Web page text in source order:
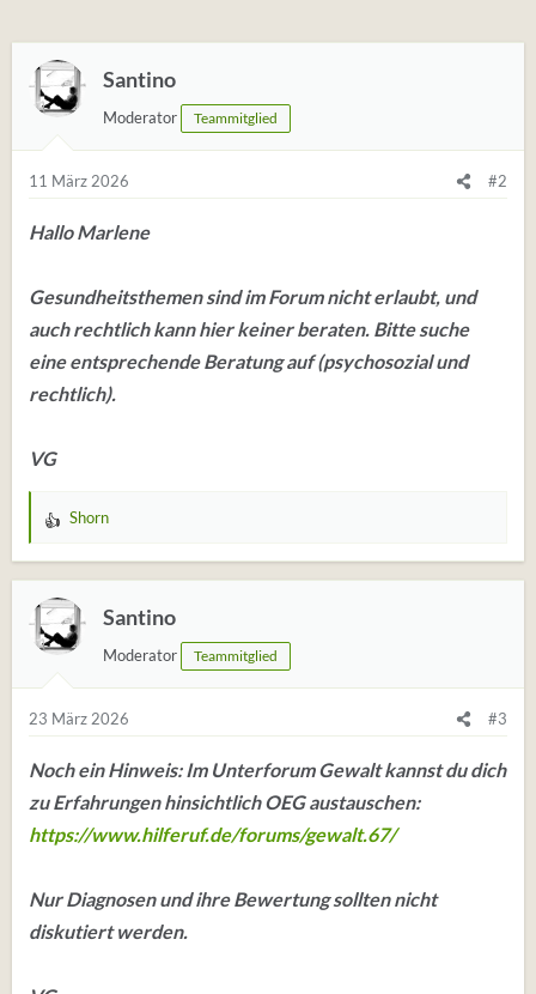
Santino
Moderator Teammitglied
11 März 2026 #2
Hallo Marlene
Gesundheitsthemen sind im Forum nicht erlaubt, und
auch rechtlich kann hier keiner beraten. Bitte suche
eine entsprechende Beratung auf (psychosozial und
rechtlich).
VG
W
r
t
u
e
n
:
Shorn
Santino
Moderator Teammitglied
23 März 2026 #3
Noch ein Hinweis: Im Unterforum Gewalt kannst du dich
zu Erfahrungen hinsichtlich OEG austauschen:
https://www.hilferuf.de/forums/gewalt.67/
Nur Diagnosen und ihre Bewertung sollten nicht
diskutiert werden.